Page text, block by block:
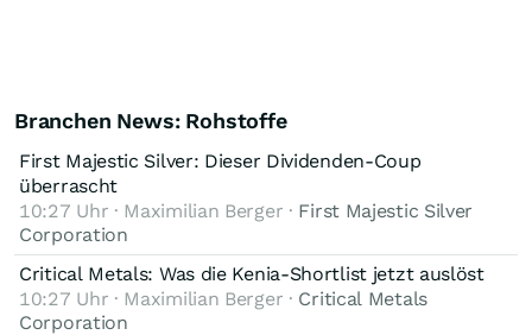
Branchen News: Rohstoffe
First Majestic Silver: Dieser Dividenden-Coup
überrascht
10:27 Uhr · Maximilian Berger · First Majestic Silver
Corporation
Critical Metals: Was die Kenia-Shortlist jetzt auslöst
10:27 Uhr · Maximilian Berger · Critical Metals
Corporation